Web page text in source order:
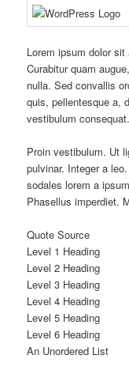
Lorem ipsum dolor
Curabitur quam
nulla. Sed convallis
quis, pellentesque a,
vestibulum consequat.
Proin vestibulum. Ut
pulvinar. Integer a
sodales lorem a
Phasellus imperdiet.
Quote Source
Level 1 Heading
Level 2 Heading
Level 3 Heading
Level 4 Heading
Level 5 Heading
Level 6 Heading
An Unordered List